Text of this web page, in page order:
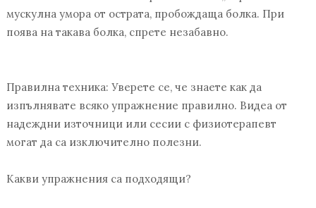
мускулна умора от острата, пробождаща болка. При
поява на такава болка, спрете незабавно.
Правилна техника: Уверете се, че знаете как да
изпълнявате всяко упражнение правилно. Видеа от
надеждни източници или сесии с физиотерапевт
могат да са изключително полезни.
Какви упражнения са подходящи?